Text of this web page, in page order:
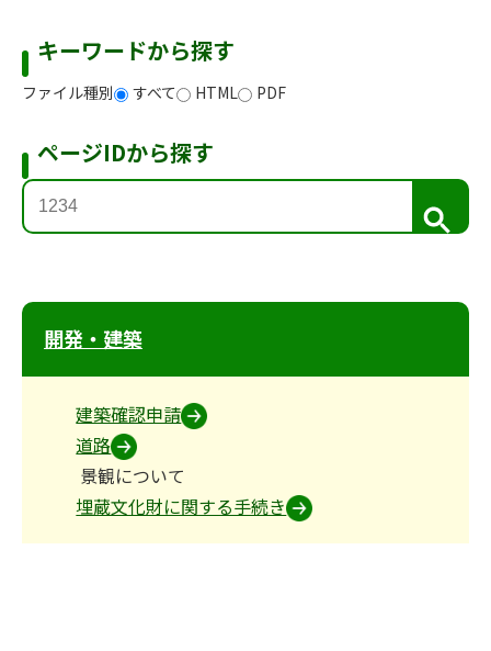
キーワードから探す
ファイル種別 すべて HTML PDF
ページIDから探す
検
索
開発・建築
建築確認申請
道路
景観について
埋蔵文化財に関する手続き